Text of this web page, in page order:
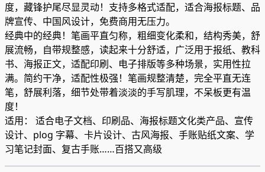
度，藏锋护尾尽显灵动！支持多格式适配，适合海报标题、品
牌宣传、中国风设计，免费商用无压力。
经典中的经典！笔画平直匀称，粗细变化柔和，结构秀美，舒
展流畅，自带规整感，读起来十分舒适，广泛用于报纸、教科
书、海报正文，适配印刷、电子排版等多种场景，实用性拉
满。简约干净，适配性极强！笔画规整清楚，完全平直无连
笔，舒展利落，细节处带着淡淡的手写肌理，不呆板更有温
度！
适用： 适合电子文档、印刷品、海报标题文化类产品、宣传
设计、plog 字幕、卡片设计、古风海报、手账贴纸文案、学
习笔记封面、复古手账​……百搭又高级